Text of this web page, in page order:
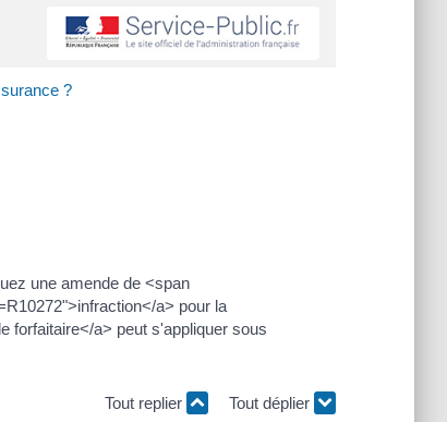
?
une amende de <span
a> pour la
forfaitaire</a> peut s'appliquer sous
Tout replier Tout déplier